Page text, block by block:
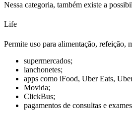
Nessa categoria, também existe a
Life
Permite uso para alimentação, refeição,
supermercados;
lanchonetes;
apps como iFood, Uber Eats,
Movida;
ClickBus;
pagamentos de consultas e